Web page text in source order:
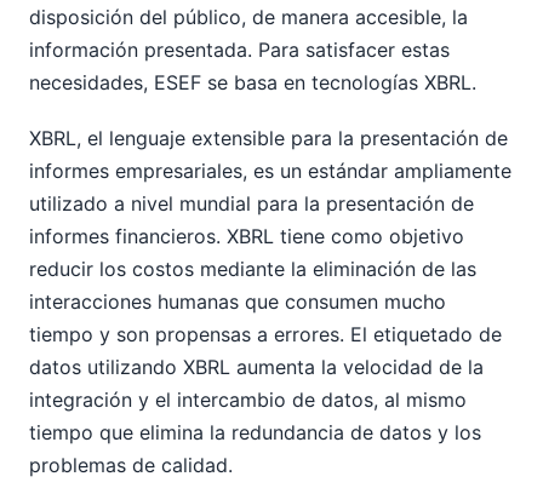
disposición del público, de manera accesible, la
información presentada. Para satisfacer estas
necesidades, ESEF se basa en tecnologías XBRL.
XBRL, el lenguaje extensible para la presentación de
informes empresariales, es un estándar ampliamente
utilizado a nivel mundial para la presentación de
informes financieros. XBRL tiene como objetivo
reducir los costos mediante la eliminación de las
interacciones humanas que consumen mucho
tiempo y son propensas a errores. El etiquetado de
datos utilizando XBRL aumenta la velocidad de la
integración y el intercambio de datos, al mismo
tiempo que elimina la redundancia de datos y los
problemas de calidad.